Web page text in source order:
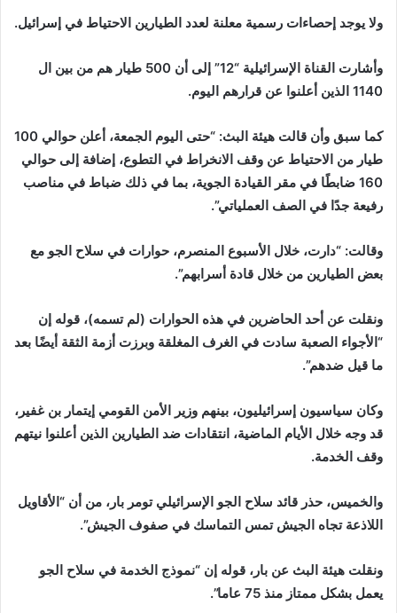
ولا يوجد إحصاءات رسمية معلنة لعدد الطيارين الاحتياط في إسرائيل.
وأشارت القناة الإسرائيلية “12” إلى أن 500 طيار هم من بين ال
1140 الذين أعلنوا عن قرارهم اليوم.
كما سبق وأن قالت هيئة البث: “حتى اليوم الجمعة، أعلن حوالي 100
طيار من الاحتياط عن وقف الانخراط في التطوع، إضافة إلى حوالي
160 ضابطًا في مقر القيادة الجوية، بما في ذلك ضباط في مناصب
رفيعة جدًا في الصف العملياتي”.
وقالت: “دارت، خلال الأسبوع المنصرم، حوارات في سلاح الجو مع
بعض الطيارين من خلال قادة أسرابهم”.
ونقلت عن أحد الحاضرين في هذه الحوارات (لم تسمه)، قوله إن
“الأجواء الصعبة سادت في الغرف المغلقة وبرزت أزمة الثقة أيضًا بعد
ما قيل ضدهم”.
وكان سياسيون إسرائيليون، بينهم وزير الأمن القومي إيتمار بن غفير،
قد وجه خلال الأيام الماضية، انتقادات ضد الطيارين الذين أعلنوا نيتهم
وقف الخدمة.
والخميس، حذر قائد سلاح الجو الإسرائيلي تومر بار، من أن “الأقاويل
اللاذعة تجاه الجيش تمس التماسك في صفوف الجيش”.
ونقلت هيئة البث عن بار، قوله إن “نموذج الخدمة في سلاح الجو
يعمل بشكل ممتاز منذ 75 عاما”.